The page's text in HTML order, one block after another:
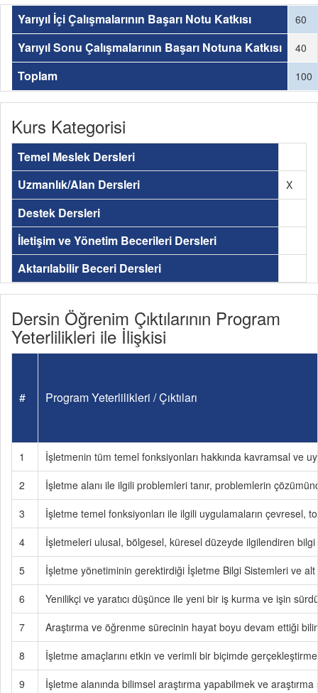
Yarıyıl İçi Çalışmalarının Başarı Notu Katkısı 60
Yarıyıl Sonu Çalışmalarının Başarı Notuna Katkısı 40
Toplam 100
Kurs Kategorisi
Temel Meslek Dersleri
Uzmanlık/Alan Dersleri
X
Destek Dersleri
İletişim ve Yönetim Becerileri Dersleri
Aktarılabilir Beceri Dersleri
Dersin Öğrenim Çıktılarının Program
Yeterlilikleri ile İlişkisi
# Program Yeterlilikleri / Çıktıları
1
İşletmenin tüm temel fonksiyonları hakkında kavramsal ve
2
İşletme alanı ile ilgili problemleri tanır, problemlerin
3
İşletme temel fonksiyonları ile ilgili uygulamaların çevresel,
4
İşletmeleri ulusal, bölgesel, küresel düzeyde ilgilendiren
5
İşletme yönetiminin gerektirdiği İşletme Bilgi Sistemleri ve
6
Yenilikçi ve yaratıcı düşünce ile yeni bir iş kurma ve işin
7
Araştırma ve öğrenme sürecinin hayat boyu devam ettiği
8
İşletme amaçlarını etkin ve verimli bir biçimde
9
İşletme alanında bilimsel araştırma yapabilmek ve